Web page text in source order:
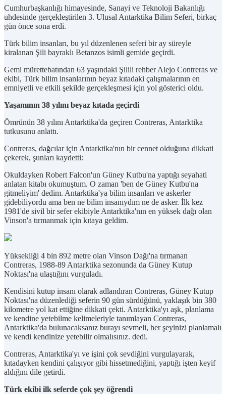
Cumhurbaşkanlığı himayesinde, Sanayi ve Teknoloji Bakanlığı
uhdesinde gerçekleştirilen 3. Ulusal Antarktika Bilim Seferi, birkaç
gün önce sona erdi.
Türk bilim insanları, bu yıl düzenlenen seferi bir ay süreyle
kiralanan Şili bayraklı Betanzos isimli gemide geçirdi.
Gemi mürettebatından 63 yaşındaki Şilili rehber Alejo Contreras ve
ekibi, Türk bilim insanlarının beyaz kıtadaki çalışmalarının en
emniyetli ve etkili şekilde gerçekleşmesi için yol gösterici oldu.
Yaşamının 38 yılını beyaz kıtada geçirdi
Ömrünün 38 yılını Antarktika'da geçiren Contreras, Antarktika
tutkusunu anlattı.
Contreras, dağcılar için Antarktika'nın bir cennet olduğuna dikkati
çekerek, şunları kaydetti:
Okuldayken Robert Falcon'un Güney Kutbu'na yaptığı seyahati
anlatan kitabı okumuştum. O zaman 'ben de Güney Kutbu'na
gitmeliyim' dedim. Antarktika'ya bilim insanları ve askerler
gidebiliyordu ama ben ne bilim insanıydım ne de asker. İlk kez
1981'de sivil bir sefer ekibiyle Antarktika'nın en yüksek dağı olan
Vinson'a tırmanmak için kıtaya geldim.
Yüksekliği 4 bin 892 metre olan Vinson Dağı'na tırmanan
Contreras, 1988-89 Antarktika sezonunda da Güney Kutup
Noktası'na ulaştığını vurguladı.
Kendisini kutup insanı olarak adlandıran Contreras, Güney Kutup
Noktası'na düzenlediği seferin 90 gün sürdüğünü, yaklaşık bin 380
kilometre yol kat ettiğine dikkati çekti. Antarktika'yı aşk, planlama
ve kendine yetebilme kelimeleriyle tanımlayan Contreras,
Antarktika'da bulunacaksanız burayı sevmeli, her şeyinizi planlamalı
ve kendi kendinize yetebilir olmalısınız. dedi.
Contreras, Antarktika'yı ve işini çok sevdiğini vurgulayarak,
kıtadayken kendini çalışıyor gibi hissetmediğini, yaptığı işten keyif
aldığını dile getirdi.
Türk ekibi ilk seferde çok şey öğrendi